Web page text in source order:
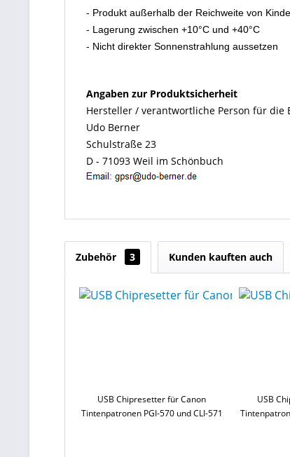
- Produkt außerhalb der Reichweite von
- Lagerung zwischen +10°C und +40°C
- Nicht direkter Sonnenstrahlung aussetzen
Angaben zur Produktsicherheit
Hersteller / verantwortliche Person für die
Udo Berner
Schulstraße 23
D - 71093 Weil im Schönbuch
Zubehör 3 Kunden kauften auch
USB Chipresetter für Canon
Tintenpatronen PGI-570 und CLI-571
USB